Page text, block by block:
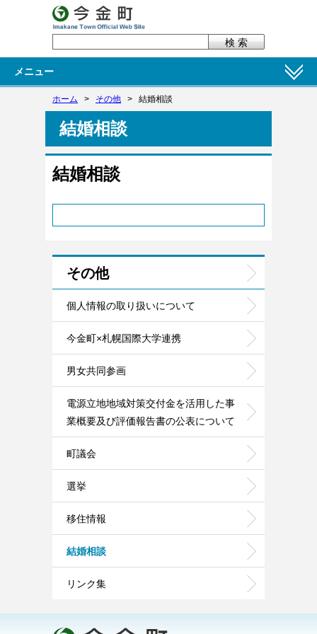
メニュー
ホーム > その他 > 結婚相談
結婚相談
結婚相談
その他
個人情報の取り扱いについて
今金町×札幌国際大学連携
男女共同参画
電源立地地域対策交付金を活用した事
業概要及び評価報告書の公表について
町議会
選挙
移住情報
結婚相談
リンク集